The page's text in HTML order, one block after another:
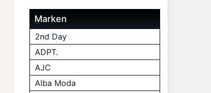
Marken
2nd Day
ADPT.
AJC
Alba Moda